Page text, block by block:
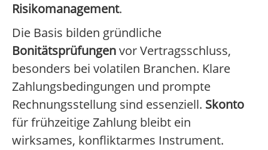
Risikomanagement.
Die Basis bilden gründliche
Bonitätsprüfungenvor Vertragsschluss,
besonders bei volatilen Branchen. Klare
Zahlungsbedingungen und prompte
Rechnungsstellung sind essenziell. Skonto
für frühzeitige Zahlung bleibt ein
wirksames, konfliktarmes Instrument.